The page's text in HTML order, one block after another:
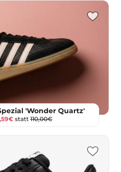
'Wonder Quartz'
statt110,00€